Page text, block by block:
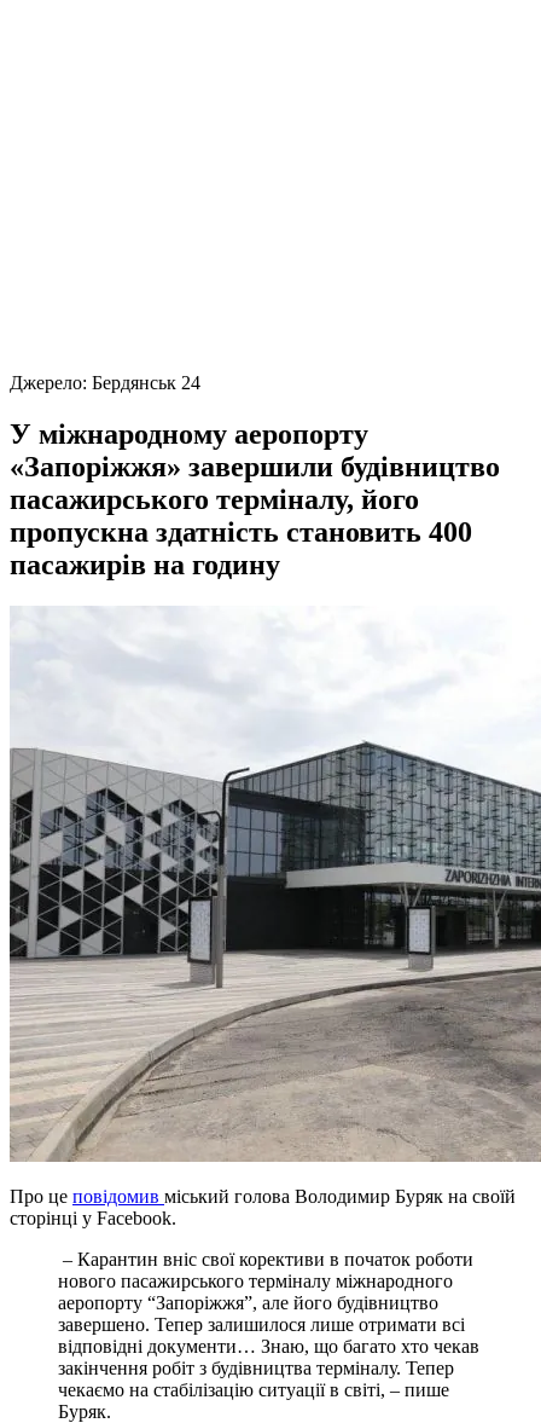
Джерело: Бердянськ 24
У міжнародному аеропорту
«Запоріжжя» завершили будівництво
пасажирського терміналу, його
пропускна здатність становить 400
пасажирів на годину
Про це повідомив міський голова Володимир Буряк на своїй
сторінці у Facebook.
– Карантин вніс свої корективи в початок роботи
нового пасажирського терміналу міжнародного
аеропорту “Запоріжжя”, але його будівництво
завершено. Тепер залишилося лише отримати всі
відповідні документи… Знаю, що багато хто чекав
закінчення робіт з будівництва терміналу. Тепер
чекаємо на стабілізацію ситуації в світі, – пише
Буряк.